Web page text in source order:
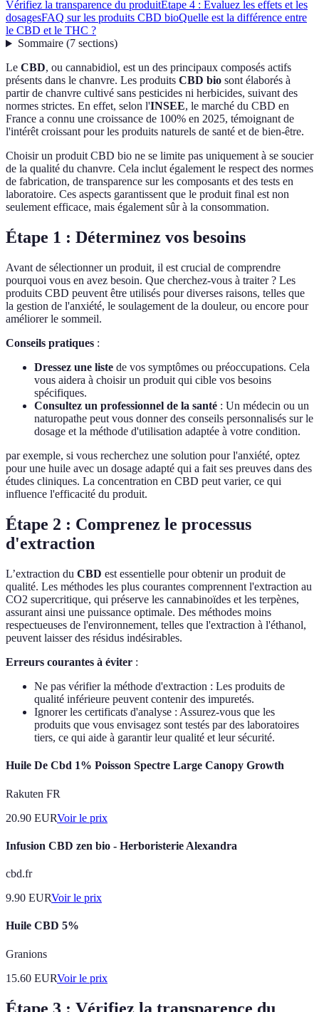
Vérifiez la transparence du produitÉtape 4 : Évaluez les effets et les
dosagesFAQ sur les produits CBD bioQuelle est la différence entre
le CBD et le THC ?
Sommaire(7 sections)
Le CBD, ou cannabidiol, est un des principaux composés actifs
présents dans le chanvre. Les produits CBD bio sont élaborés à
partir de chanvre cultivé sans pesticides ni herbicides, suivant des
normes strictes. En effet, selon l'INSEE, le marché du CBD en
France a connu une croissance de 100% en 2025, témoignant de
l'intérêt croissant pour les produits naturels de santé et de bien-être.
Choisir un produit CBD bio ne se limite pas uniquement à se soucier
de la qualité du chanvre. Cela inclut également le respect des normes
de fabrication, de transparence sur les composants et des tests en
laboratoire. Ces aspects garantissent que le produit final est non
seulement efficace, mais également sûr à la consommation.
Étape 1 : Déterminez vos besoins
Avant de sélectionner un produit, il est crucial de comprendre
pourquoi vous en avez besoin. Que cherchez-vous à traiter ? Les
produits CBD peuvent être utilisés pour diverses raisons, telles que
la gestion de l'anxiété, le soulagement de la douleur, ou encore pour
améliorer le sommeil.
Conseils pratiques :
Dressez une liste de vos symptômes ou préoccupations. Cela
vous aidera à choisir un produit qui cible vos besoins
spécifiques.
Consultez un professionnel de la santé : Un médecin ou un
naturopathe peut vous donner des conseils personnalisés sur le
dosage et la méthode d'utilisation adaptée à votre condition.
par exemple, si vous recherchez une solution pour l'anxiété, optez
pour une huile avec un dosage adapté qui a fait ses preuves dans des
études cliniques. La concentration en CBD peut varier, ce qui
influence l'efficacité du produit.
Étape 2 : Comprenez le processus
d'extraction
L’extraction du CBD est essentielle pour obtenir un produit de
qualité. Les méthodes les plus courantes comprennent l'extraction au
CO2 supercritique, qui préserve les cannabinoïdes et les terpènes,
assurant ainsi une puissance optimale. Des méthodes moins
respectueuses de l'environnement, telles que l'extraction à l'éthanol,
peuvent laisser des résidus indésirables.
Erreurs courantes à éviter :
Ne pas vérifier la méthode d'extraction : Les produits de
qualité inférieure peuvent contenir des impuretés.
Ignorer les certificats d'analyse : Assurez-vous que les
produits que vous envisagez sont testés par des laboratoires
tiers, ce qui aide à garantir leur qualité et leur sécurité.
Huile De Cbd 1% Poisson Spectre Large Canopy Growth
Rakuten FR
20.90 EURVoir le prix
Infusion CBD zen bio - Herboristerie Alexandra
cbd.fr
9.90 EURVoir le prix
Huile CBD 5%
Granions
15.60 EURVoir le prix
Étape 3 : Vérifiez la transparence du